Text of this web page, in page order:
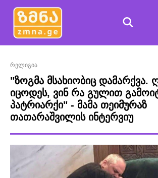
რელიგია
"ზოგმა მსახიობიც დამარქვა.
იცოდეს, ვინ რა გულით
პატრიარქი" - მამა თეიმურაზ
თათარაშვილის ინტერვიუ